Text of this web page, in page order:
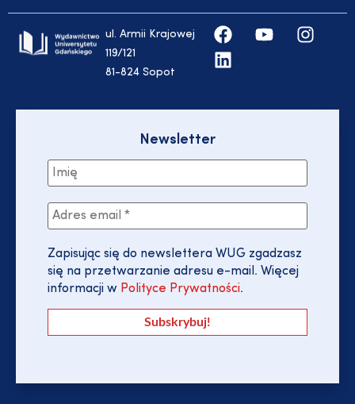
ul. Armii Krajowej
119/121
81-824 Sopot
Newsletter
Zapisując się do newslettera WUG zgadzasz
się na przetwarzanie adresu e-mail. Więcej
informacji w Polityce Prywatności.